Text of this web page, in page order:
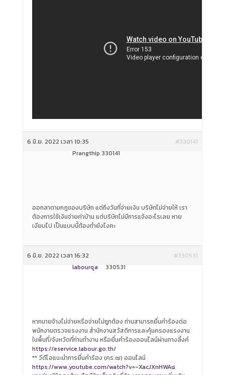
6 มิ.ย. 2022 เวลา 10:35
#330141
Prangthip 330141
ออกลาตามกฎของบริษัท แต่ถึงวันที่จ่ายเงิน บริษัทไม่จ่ายให้ เรา
ต้องการใช้เงินจ่ายค่าบ้าน แต่บริษัทไม่มีการแจ้งอะไรเลย หาย
เงียบไป เป็นแบบนี้ต้องทำยังไงคะ
6 มิ.ย. 2022 เวลา 16:32
#330531
labourqa
330531
หากนายจ้างไม่จ่ายหรือจ่ายไม่ถูกต้อง ท่านสามารถยื่นคำร้องต่อ
พนักงานตรวจแรงงาน สำนักงานสวัสดิการและคุ้มครองแรงงาน
ในพื้นที่/จังหวัดที่ท่านทำงาน หรือยื่นคำร้องออนไลน์ผ่านทางลิ้งค์
https://eservice.labour.go.th/
** วีดีโอแนะนำการยื่นคำร้อง (คร.๗) ออนไลน์
https://www.youtube.com/watch?v=-XacJXnHWA๘